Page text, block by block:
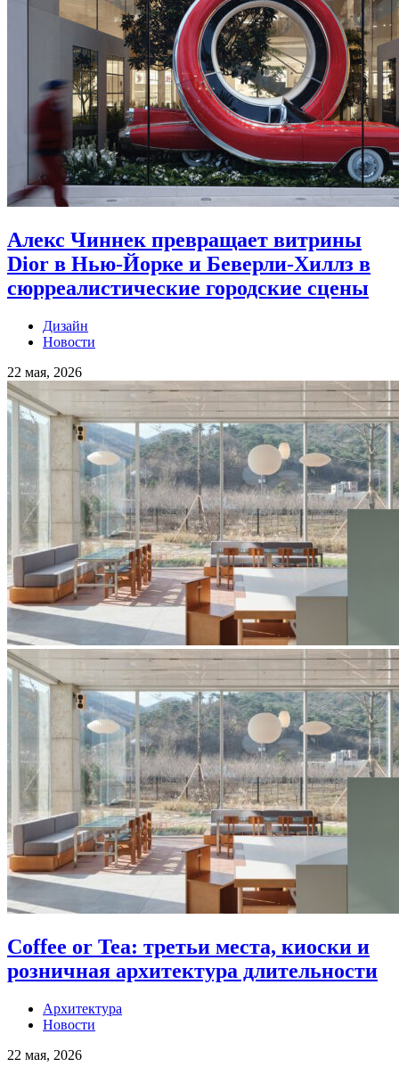
Алекс Чиннек превращает витрины
Dior в Нью‑Йорке и Беверли-Хиллз в
сюрреалистические городские сцены
Дизайн
Новости
22 мая, 2026
Coffee or Tea: третьи места, киоски и
розничная архитектура длительности
Архитектура
Новости
22 мая, 2026